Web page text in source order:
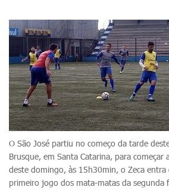
O São José partiu no começo da tarde
Brusque, em Santa Catarina, para começar
deste domingo, às 15h30min, o Zeca entra
primeiro jogo dos mata-matas da segunda